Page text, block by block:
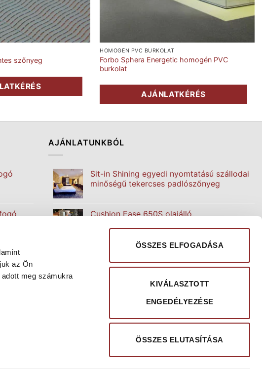
az Ön
meg számukra
ÖSSZES ELFOGADÁSA
KIVÁLASZTOTT
ENGEDÉLYEZÉSE
ÖSSZES ELUTASÍTÁSA
szőnyeg
HOMOGÉN PVC BURKOLAT
Forbo Sphera Energetic homogén PVC
burkolat
AJÁNLATKÉRÉS
AJÁNLATUNKBÓL
Sit-in Shining egyedi nyomtatású szállodai
minőségű tekercses padlószőnyeg
Cushion Ease 650S olajálló,
|clearrent.hu